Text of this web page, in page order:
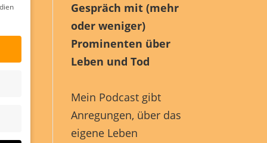
Gespräch mit (mehr
oder weniger)
Prominenten über
Leben und Tod
Mein Podcast gibt
Anregungen, über das
eigene Leben